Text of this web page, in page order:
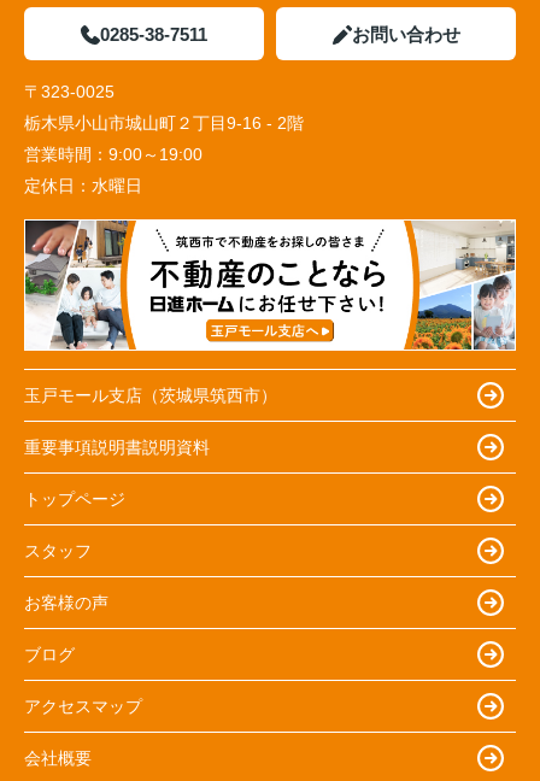
0285-38-7511 お問い合わせ
〒323-0025
栃木県小山市城山町２丁目9-16 - 2階
営業時間： 9:00～19:00
定休日： 水曜日
玉戸モール支店（茨城県筑西市）
重要事項説明書説明資料
トップページ
スタッフ
お客様の声
ブログ
アクセスマップ
会社概要